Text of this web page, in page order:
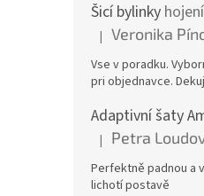
Šicí bylinky hojení
Hodnocení produktu
| Veronika
Vse v poradku.
pri objednavce.
Adaptivní šaty
Hodnocení produktu
| Petra
Perfektně padnou a
lichotí postavě